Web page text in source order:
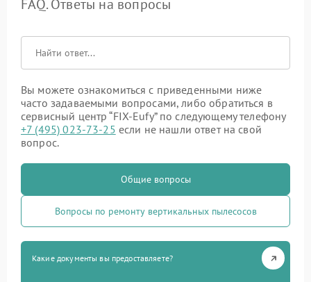
FAQ. Ответы на вопросы
Вы можете ознакомиться с приведенными ниже
часто задаваемыми вопросами, либо обратиться в
сервисный центр “FIX-Eufy” по следующему телефону
+7 (495) 023-73-25 если не нашли ответ на свой
вопрос.
Общие вопросы
Вопросы по ремонту вертикальных пылесосов
Какие документы вы предоставляете?